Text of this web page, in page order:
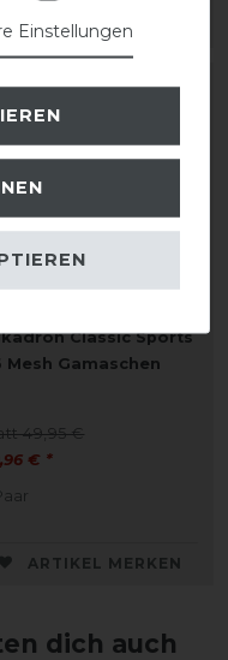
ARTIKEL MERKEN
-20%
Classic Sports
Mesh Gamaschen
49,95 €
€ *
ARTIKEL MERKEN
dich auch
Einstellungen